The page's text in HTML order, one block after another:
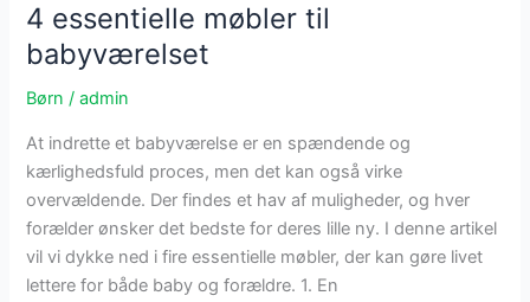
4 essentielle møbler til
babyværelset
Børn /admin
At indrette et babyværelse er en spændende og
kærlighedsfuld proces, men det kan også virke
overvældende. Der findes et hav af muligheder, og hver
forælder ønsker det bedste for deres lille ny. I denne artikel
vil vi dykke ned i fire essentielle møbler, der kan gøre livet
lettere for både baby og forældre. 1. En